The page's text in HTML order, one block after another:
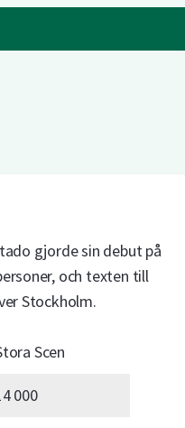
gjorde sin debut på
och texten till
Stockholm.
Scen
000